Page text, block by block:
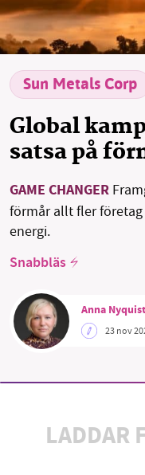
Facebook
Threads
Sun Metals Corp
Global
satsa på
GAME CHANGER
förmår allt fler
energi.
Snabbläs
Anna Nyquist
23 nov
LADDAR
SMB kämpar
starten 2010
utveckla vårt
Stötta vårt